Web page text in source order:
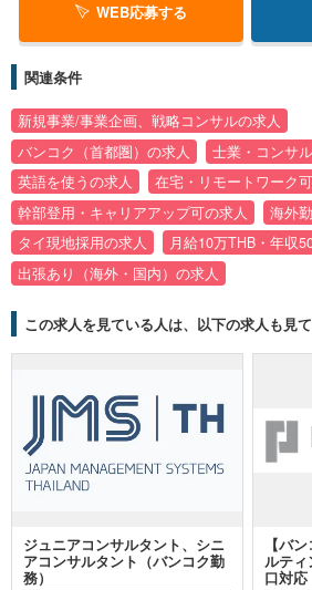
WEB応募する
関連条件
新規事業/事業企画、戦略コンサルの求人
バンコク（首都圏）の求人
士業・コンサ
英語を使うの求人
在宅・リモートワーク
幹部登用・キャリアアップ可の求人
海外
タイ現地採用の求人
月給10万THB・年収
出張あり（海外・国内）の求人
この求人を見ている人は、以下の求人も見
ジュニアコンサルタント、シニ
アコンサルタント（バンコク勤
務）
【バ
ルティ
口対応